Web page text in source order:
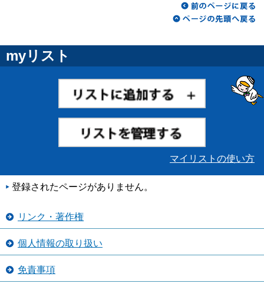
myリスト
マイリストの使い方
登録されたページがありません。
リンク・著作権
個人情報の取り扱い
免責事項